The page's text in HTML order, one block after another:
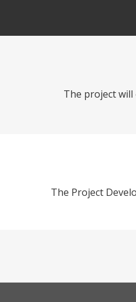
The project
The Project